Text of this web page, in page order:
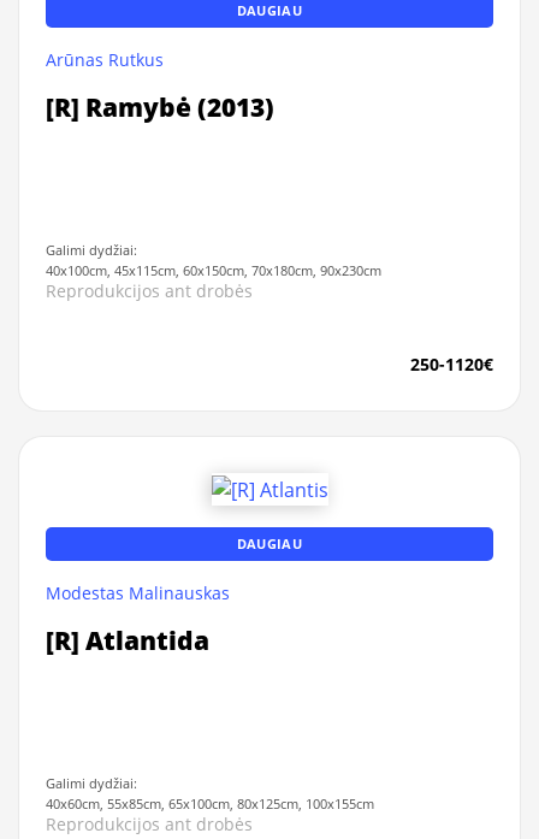
DAUGIAU
Arūnas Rutkus
[R] Ramybė (2013)
Galimi dydžiai:
40x100cm, 45x115cm, 60x150cm, 70x180cm, 90x230cm
Reprodukcijos ant drobės
250-1120€
DAUGIAU
Modestas Malinauskas
[R] Atlantida
Galimi dydžiai:
40x60cm, 55x85cm, 65x100cm, 80x125cm, 100x155cm
Reprodukcijos ant drobės